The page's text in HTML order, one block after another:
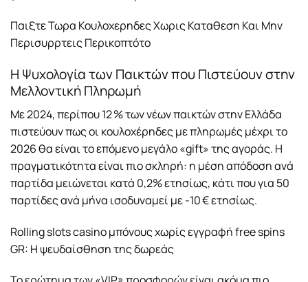
Παιξτε Τωρα Κουλοχερηδες Χωρις Καταθεση Και Μην
Περισυρρτεις Περικοπτότο
Η Ψυχολογία των Παικτών που Πιστεύουν στην
Μελλοντική Πληρωμή
Με 2024, περίπου 12 % των νέων παικτών στην Ελλάδα
πιστεύουν πως οι κουλοχέρηδες με πληρωμές μέχρι το
2026 θα είναι το επόμενο μεγάλο «gift» της αγοράς. Η
πραγματικότητα είναι πιο σκληρή: η μέση απόδοση ανά
παρτίδα μειώνεται κατά 0,2% ετησίως, κάτι που για 50
παρτίδες ανά μήνα ισοδυναμεί με -10 € ετησίως.
Rolling slots casino μπόνους χωρίς εγγραφή free spins
GR: Η ψευδαίσθηση της δωρεάς